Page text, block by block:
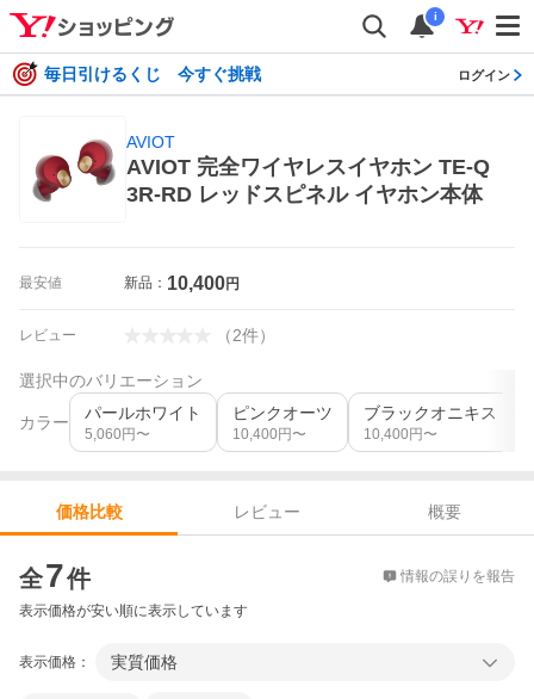
i
毎日引けるくじ 今すぐ挑戦 ログイン
AVIOT
AVIOT 完全ワイヤレスイヤホン TE-Q
3R-RD レッドスピネル イヤホン本体
最安値 新品： 10,400円
レビュー （2件）
選択中のバリエーション
カラー パールホワイト
5,060 円〜
ピンクオーツ
10,400 円〜
ブラックオニキス
10,400 円〜
価格比較 レビュー
概要
全7件 情報の誤りを報告
表示価格が安い順に表示しています
表示価格： 実質価格